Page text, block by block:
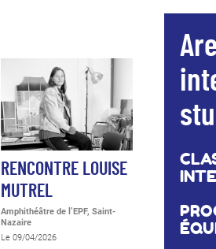
RENCONTRE LOUISE
MUTREL
Amphithéâtre de l’EPF, Saint-
Nazaire
Le 09/04/2026